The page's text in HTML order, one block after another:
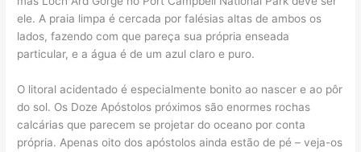
ele. A praia limpa é cercada por falésias altas de ambos os
lados, fazendo com que pareça sua própria enseada
particular, e a água é de um azul claro e puro.
O litoral acidentado é especialmente bonito ao nascer e ao pôr
do sol. Os Doze Apóstolos próximos são enormes rochas
calcárias que parecem se projetar do oceano por conta
própria. Apenas oito dos apóstolos ainda estão de pé – veja-os